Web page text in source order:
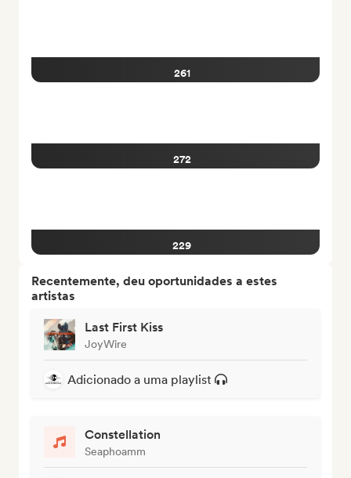
261
272
229
Recentemente, deu oportunidades a estes
artistas
Last First Kiss
JoyWire
Adicionado a uma playlist
Constellation
Seaphoamm